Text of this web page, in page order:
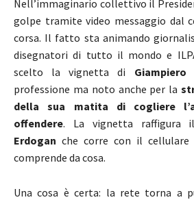
Nell’immaginario collettivo il
golpe tramite video messaggio dal
corsa. Il fatto sta animando
disegnatori di tutto il mondo e
scelto la vignetta di Giampiero
professione ma noto anche per la
della sua matita di cogliere
offendere. La vignetta raffigura
Erdogan che corre con il
comprende da cosa.
Una cosa è certa: la rete torna a